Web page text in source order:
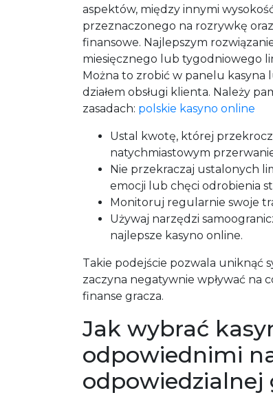
aspektów, między innymi
przeznaczonego na rozrywkę oraz
finansowe. Najlepszym
miesięcznego lub tygodniowego
Można to zrobić w panelu kasyna
działem obsługi klienta. Należy
zasadach: polskie kasyno online
Ustal kwotę, której
natychmiastowym
Nie przekraczaj ustalonych
emocji lub chęci odrobienia
Monitoruj regularnie swoje
Używaj narzędzi
najlepsze kasyno online.
Takie podejście pozwala uniknąć
zaczyna negatywnie wpływać na
finanse gracza.
Jak wybrać
odpowiednimi
odpowiedzialnej